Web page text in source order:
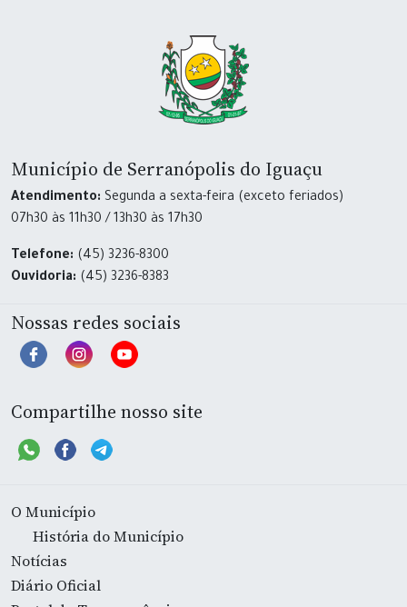
Município de Serranópolis do Iguaçu
Atendimento: Segunda a sexta-feira (exceto feriados)
07h30 às 11h30 / 13h30 às 17h30
Telefone: (45) 3236-8300
Ouvidoria: (45) 3236-8383
Nossas redes sociais
Compartilhe nosso site
O Município
História do Município
Notícias
Diário Oficial